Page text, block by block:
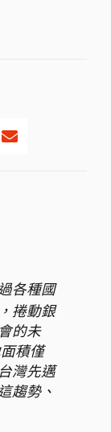
各種國
捲動銀
的未
積僅
灣先邁
趨勢、